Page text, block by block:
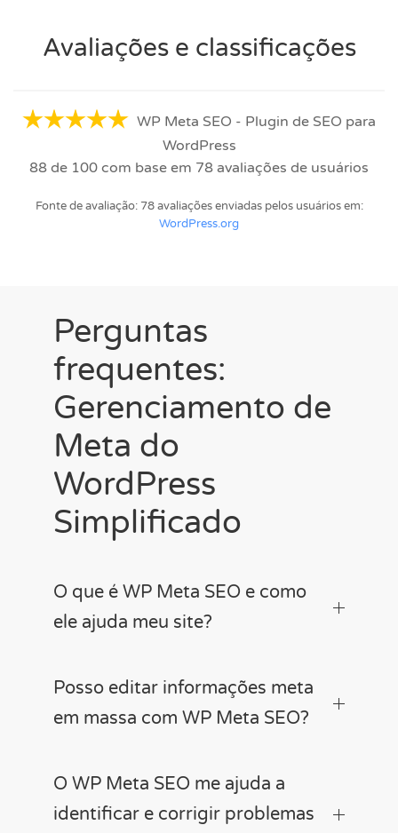
Avaliações e classificações
WP Meta SEO - Plugin de SEO para
WordPress
88 de 100 com base em 78 avaliações de usuários
Fonte de avaliação: 78 avaliações enviadas pelos usuários em:
WordPress.org
Perguntas
frequentes:
Gerenciamento de
Meta do
WordPress
Simplificado
O que é WP Meta SEO e como
ele ajuda meu site?
Posso editar informações meta
em massa com WP Meta SEO?
O WP Meta SEO me ajuda a
identificar e corrigir problemas